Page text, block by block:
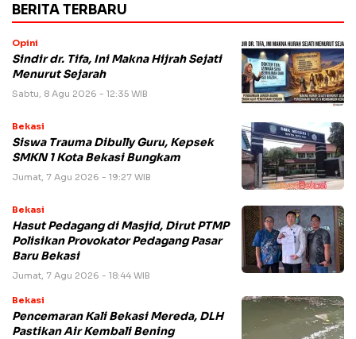
BERITA TERBARU
Opini
Sindir dr. Tifa, Ini Makna Hijrah Sejati
Menurut Sejarah
Sabtu, 8 Agu 2026 - 12:35 WIB
Bekasi
Siswa Trauma Dibully Guru, Kepsek
SMKN 1 Kota Bekasi Bungkam
Jumat, 7 Agu 2026 - 19:27 WIB
Bekasi
Hasut Pedagang di Masjid, Dirut PTMP
Polisikan Provokator Pedagang Pasar
Baru Bekasi
Jumat, 7 Agu 2026 - 18:44 WIB
Bekasi
Pencemaran Kali Bekasi Mereda, DLH
Pastikan Air Kembali Bening